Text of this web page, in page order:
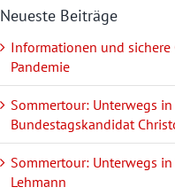
Neueste Beiträge
Informationen und
Pandemie
Sommertour: Unterwegs
Bundestagskandidat
Sommertour: Unterwegs
Lehmann